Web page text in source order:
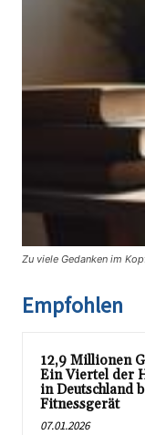
Zu viele Gedanken im
Empfohlen
12,9 Millionen
Ein Viertel der
in Deutschland
Fitnessgerät
07.01.2026